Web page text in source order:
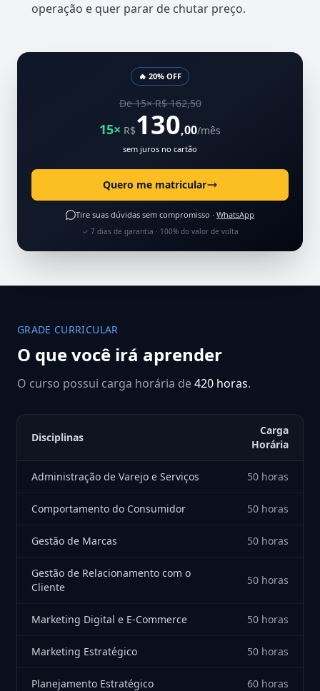
operação e quer parar de chutar preço.
🔥 20% OFF
De 15× R$ 162,50
15× R$130,00/mês
sem juros no cartão
Quero me matricular
Tire suas dúvidas sem compromisso · WhatsApp
✓ 7 dias de garantia · 100% do valor de volta
GRADE CURRICULAR
O que você irá aprender
O curso possui carga horária de420 horas.
Disciplinas
Carga
Horária
Administração de Varejo e Serviços 50 horas
Comportamento do Consumidor 50 horas
Gestão de Marcas 50 horas
Gestão de Relacionamento com o
Cliente
50 horas
Marketing Digital e E-Commerce 50 horas
Marketing Estratégico 50 horas
Planejamento Estratégico 60 horas